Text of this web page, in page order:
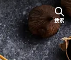
搜索